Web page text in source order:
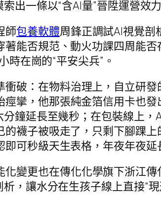
出一條以“含AI量”晉陞運營效
師包養軟體周鋒正調試AI視覺剖
能否規范、動火功課四周能
時在崗的“平安尖兵”。
破：在物料治理上，自立研
攣，他那張純金箔信用卡也
鐘延長至幾秒；在包裝線上
襪子被吸走了，只剩下腳踝
可秒級天生表格，年夜年夜延
化變更也在傳化化學旗下浙江
，讓水分在生孩子線上直接“現